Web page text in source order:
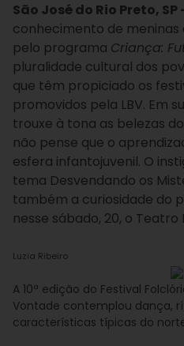
São José do Rio Preto, SP
conhecimento de meninas
pelo programa Criança:
pluralidade cultural dos
que têm propiciado os
promovidos pela LBV. Em
trouxe à tona as belezas
não pense que o
esfera infantojuvenil. O
tema Desvendando os
também a curiosidade do
nesse sábado, 20, o
Luzia Ribeiro
A 10ª edição do Festival
Vontade contemplou dança,
características típicas do